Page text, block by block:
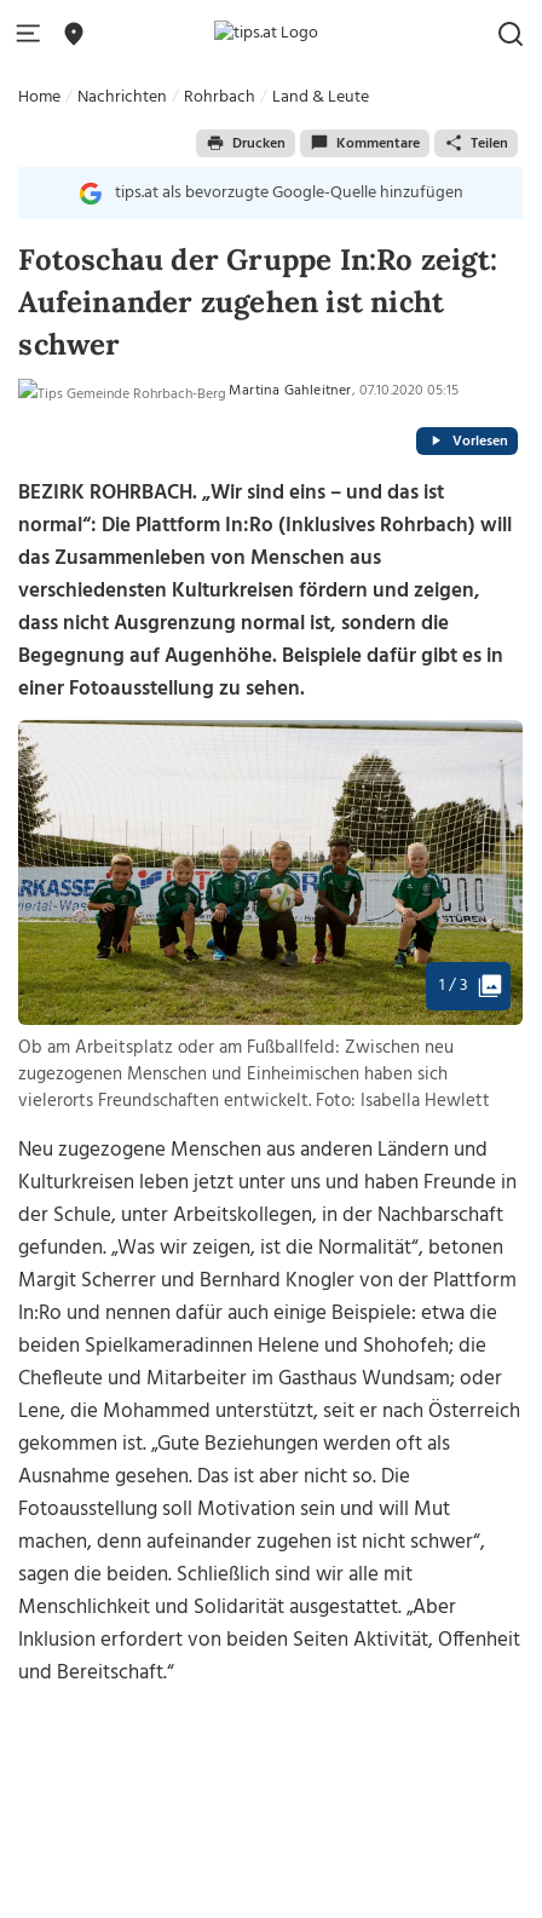
Home Nachrichten Rohrbach Land & Leute
Drucken Kommentare Teilen
tips.at als bevorzugte Google-Quelle hinzufügen
Fotoschau der Gruppe In:Ro zeigt:
Aufeinander zugehen ist nicht
schwer
Martina Gahleitner, 07.10.2020 05:15
Vorlesen
BEZIRK ROHRBACH. „Wir sind eins – und das ist
normal“: Die Plattform In:Ro (Inklusives Rohrbach) will
das Zusammenleben von Menschen aus
verschiedensten Kulturkreisen fördern und zeigen,
dass nicht Ausgrenzung normal ist, sondern die
Begegnung auf Augenhöhe. Beispiele dafür gibt es in
einer Fotoausstellung zu sehen.
1 / 3
Ob am Arbeitsplatz oder am Fußballfeld: Zwischen neu
zugezogenen Menschen und Einheimischen haben sich
vielerorts Freundschaften entwickelt. Foto: Isabella Hewlett
Neu zugezogene Menschen aus anderen Ländern und
Kulturkreisen leben jetzt unter uns und haben Freunde in
der Schule, unter Arbeitskollegen, in der Nachbarschaft
gefunden. „Was wir zeigen, ist die Normalität“, betonen
Margit Scherrer und Bernhard Knogler von der Plattform
In:Ro und nennen dafür auch einige Beispiele: etwa die
beiden Spielkameradinnen Helene und Shohofeh; die
Chefleute und Mitarbeiter im Gasthaus Wundsam; oder
Lene, die Mohammed unterstützt, seit er nach Österreich
gekommen ist. „Gute Beziehungen werden oft als
Ausnahme gesehen. Das ist aber nicht so. Die
Fotoausstellung soll Motivation sein und will Mut
machen, denn aufeinander zugehen ist nicht schwer“,
sagen die beiden. Schließlich sind wir alle mit
Menschlichkeit und Solidarität ausgestattet. „Aber
Inklusion erfordert von beiden Seiten Aktivität, Offenheit
und Bereitschaft.“